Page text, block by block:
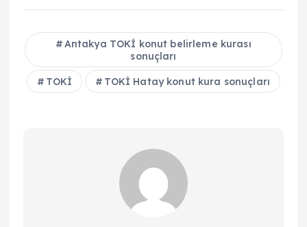
Antakya TOKİ konut belirleme kurası
sonuçları
TOKİ TOKİ Hatay konut kura sonuçları